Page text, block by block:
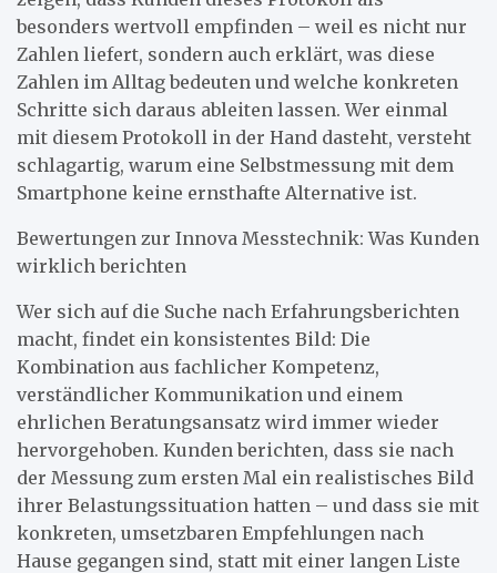
besonders wertvoll empfinden – weil es nicht nur
Zahlen liefert, sondern auch erklärt, was diese
Zahlen im Alltag bedeuten und welche konkreten
Schritte sich daraus ableiten lassen. Wer einmal
mit diesem Protokoll in der Hand dasteht, versteht
schlagartig, warum eine Selbstmessung mit dem
Smartphone keine ernsthafte Alternative ist.
Bewertungen zur Innova Messtechnik: Was Kunden
wirklich berichten
Wer sich auf die Suche nach Erfahrungsberichten
macht, findet ein konsistentes Bild: Die
Kombination aus fachlicher Kompetenz,
verständlicher Kommunikation und einem
ehrlichen Beratungsansatz wird immer wieder
hervorgehoben. Kunden berichten, dass sie nach
der Messung zum ersten Mal ein realistisches Bild
ihrer Belastungssituation hatten – und dass sie mit
konkreten, umsetzbaren Empfehlungen nach
Hause gegangen sind, statt mit einer langen Liste